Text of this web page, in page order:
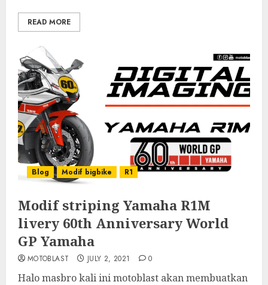
READ MORE
Blog Modif bigbike R1
Modif striping Yamaha R1M
livery 60th Anniversary World
GP Yamaha
MOTOBLAST JULY 2, 2021 0
Halo masbro kali ini motoblast akan membuatkan